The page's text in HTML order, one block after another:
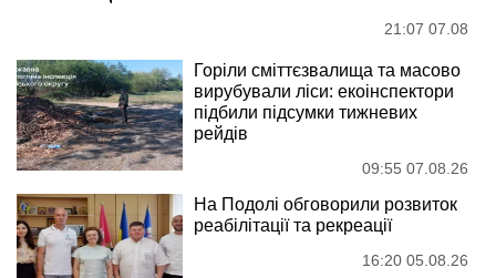
21:07 07.08
Горіли сміттєзвалища та масово
вирубували ліси: екоінспектори
підбили підсумки тижневих
рейдів
09:55 07.08.26
На Подолі обговорили розвиток
реабілітації та рекреації
16:20 05.08.26